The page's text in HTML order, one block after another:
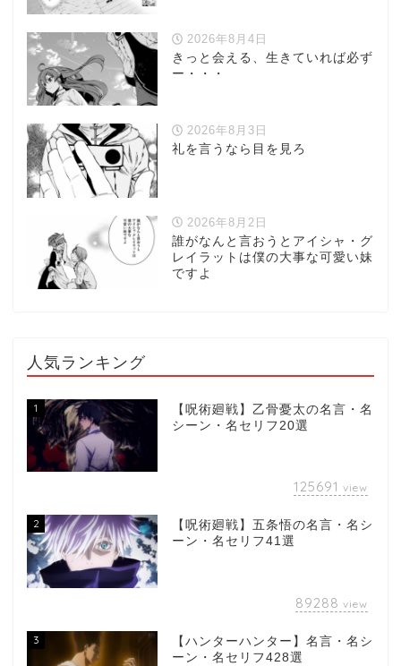
2026年8月4日
きっと会える、生きていれば必ず
ー・・・
2026年8月3日
礼を言うなら目を見ろ
2026年8月2日
誰がなんと言おうとアイシャ・グ
レイラットは僕の大事な可愛い妹
ですよ
人気ランキング
1
【呪術廻戦】乙骨憂太の名言・名
シーン・名セリフ20選
125691 view
2
【呪術廻戦】五条悟の名言・名シ
ーン・名セリフ41選
89288 view
3
【ハンターハンター】名言・名シ
ーン・名セリフ428選